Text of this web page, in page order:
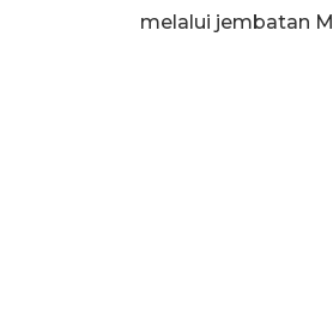
melalui jembatan